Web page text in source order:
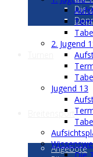
Die
Breitensport
Angebote
2. Jugend
Jugend 13